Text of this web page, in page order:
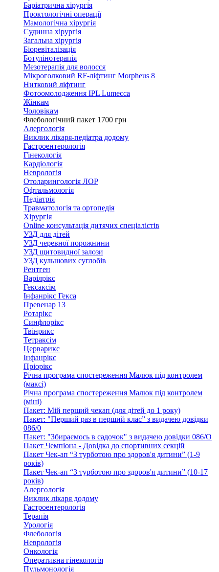
Баріатрична хірургія
Проктологічні операції
Мамологічна хірургія
Судинна хірургія
Загальна хірургія
Біоревіталізація
Ботулінотерапія
Мезотерапія для волосся
Мікроголковий RF-ліфтинг Morpheus 8
Нитковий ліфтинг
Фотоомолодження IPL Lumecca
Жінкам
Чоловікам
Флебологічний пакет 1700 грн
Алергологія
Виклик лікаря-педіатра додому
Гастроентерологія
Гінекологія
Кардіологія
Неврологія
Отоларингологія ЛОР
Офтальмологія
Педіатрія
Травматологія та ортопедія
Хірургія
Online консультація дитячих спеціалістів
УЗД для дітей
УЗД черевної порожнини
УЗД щитовидної залози
УЗД кульшових суглобів
Рентген
Варілрікс
Гексаксім
Інфанрікс Гекса
Превенар 13
Ротарікс
Синфлорікс
Твінрикс
Тетраксім
Церварикс
Інфанрікс
Пріорікс
Річна програма спостереження Малюк під контролем
(максі)
Річна програма спостереження Малюк під контролем
(міні)
Пакет: Мій перший чекап (для дітей до 1 року)
Пакет: "Перший раз в перший клас” з видачею довідки
086/0
Пакет: "Збираємось в садочок" з видачею довідки 086/О
Пакет Чемпіона - Довідка до спортивних секцій
Пакет Чек-ап “З турботою про здоров'я дитини” (1-9
років)
Пакет Чек-ап “З турботою про здоров'я дитини” (10-17
років)
Алергологія
Виклик лікаря додому
Гастроентерологія
Терапія
Урологія
Флебологія
Неврологія
Онкологія
Оперативна гінекологія
Пульмонологія